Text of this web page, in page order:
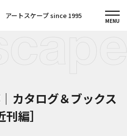
アートスケープ since 1995
カタログ＆ブックス
編］